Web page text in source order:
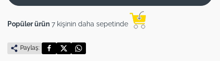
Popüler ürün 7 kişinin daha sepetinde
Paylaş: